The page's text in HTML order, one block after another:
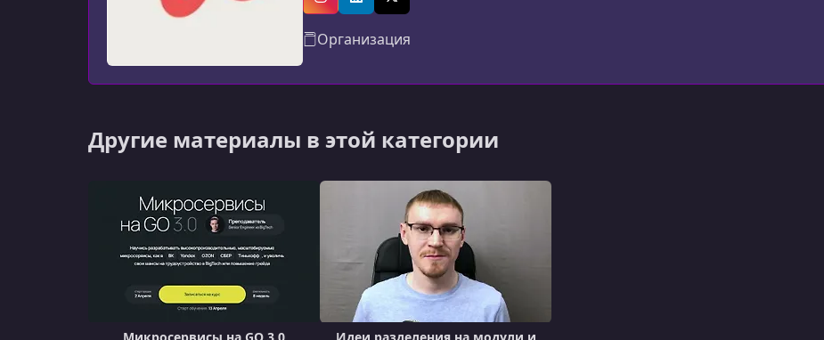
InstagramLinkedInX (Twitter)
Организация
Другие материалы в этой категории